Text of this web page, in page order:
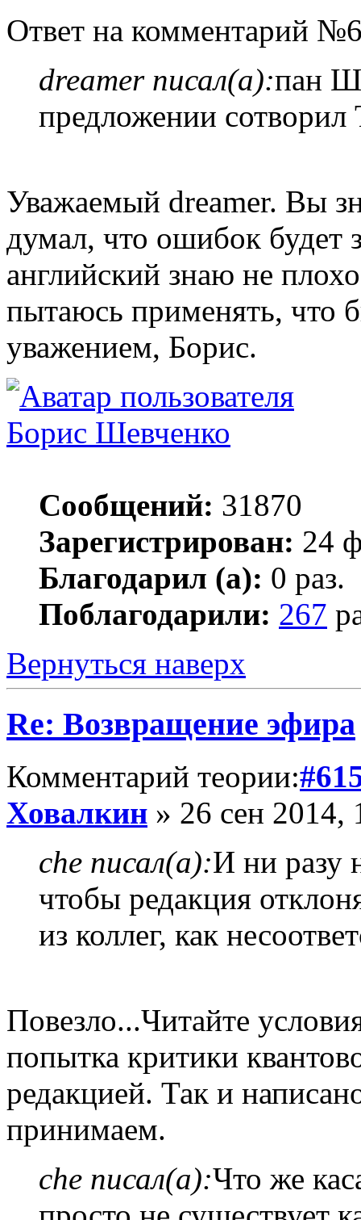
Ответ на комментарий
dreamer писал(а):пан
предложении
Уважаемый dreamer. Вы
думал, что ошибок будет
английский знаю не
пытаюсь применять, что
уважением, Борис.
Борис Шевченко
Сообщений: 31870
Зарегистрирован: 24
Благодарил (а): 0 раз.
Поблагодарили: 267
Вернуться наверх
Re: Возвращение эфира
Комментарий теории:
Ховалкин » 26 сен 2014,
che писал(а):И ни разу
чтобы редакция
из коллег, как
Повезло...Читайте
попытка критики
редакцией. Так и
принимаем.
che писал(а):Что же